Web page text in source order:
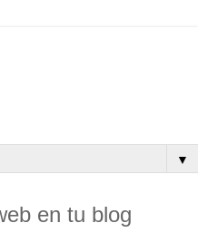
▼
en tu blog